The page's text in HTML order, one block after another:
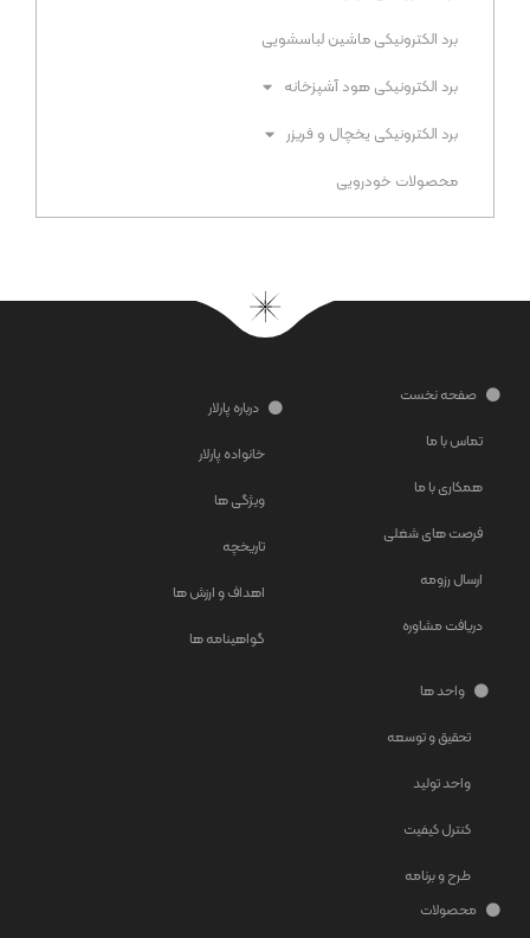
برد الکترونیکی ماشین لباسشویی​
برد الکترونیکی هود آشپزخانه​
برد الکترونیکی یخچال و فریزر​
محصولات خودرویی
صفحه نخست
تماس با ما
همکاری با ما
فرصت های شغلی
ارسال رزومه
دریافت مشاوره
درباره پارلار
خانواده پارلار
ویژگی ها
تاریخچه
اهداف و ارزش ها
گواهینامه ها
واحد ها
تحقیق و توسعه
واحد تولید
کنترل کیفیت
طرح و برنامه
محصولات